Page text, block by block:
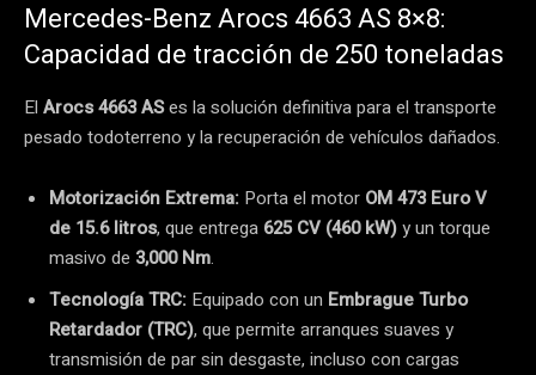
Mercedes-Benz Arocs 4663 AS 8×8:
Capacidad de tracción de 250 toneladas
El Arocs 4663 ASes la solución definitiva para el transporte
pesado todoterreno y la recuperación de vehículos dañados.
Motorización Extrema: Porta el motor OM 473 Euro V
de 15.6 litros, que entrega 625 CV (460 kW)y un torque
masivo de 3,000 Nm.
Tecnología TRC: Equipado con un Embrague Turbo
Retardador (TRC), que permite arranques suaves y
transmisión de par sin desgaste, incluso con cargas